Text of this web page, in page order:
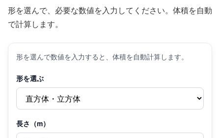
形を選んで、必要な数値を入力してください。体積を自動
で計算します。
形を選んで数値を入力すると、体積を自動計算します。
形を選ぶ
長さ（m）